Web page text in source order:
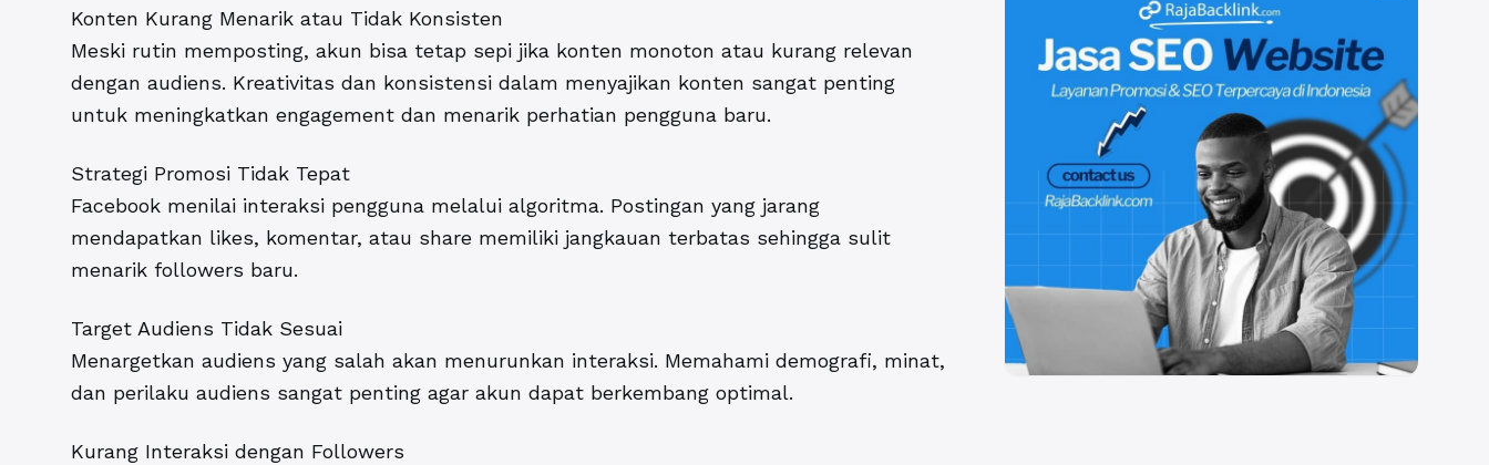
Konten Kurang Menarik atau Tidak Konsisten
Meski rutin memposting, akun bisa tetap sepi jika konten monoton atau kurang relevan
dengan audiens. Kreativitas dan konsistensi dalam menyajikan konten sangat penting
untuk meningkatkan engagement dan menarik perhatian pengguna baru.
Strategi Promosi Tidak Tepat
Facebook menilai interaksi pengguna melalui algoritma. Postingan yang jarang
mendapatkan likes, komentar, atau share memiliki jangkauan terbatas sehingga sulit
menarik followers baru.
Target Audiens Tidak Sesuai
Menargetkan audiens yang salah akan menurunkan interaksi. Memahami demografi, minat,
dan perilaku audiens sangat penting agar akun dapat berkembang optimal.
Kurang Interaksi dengan Followers